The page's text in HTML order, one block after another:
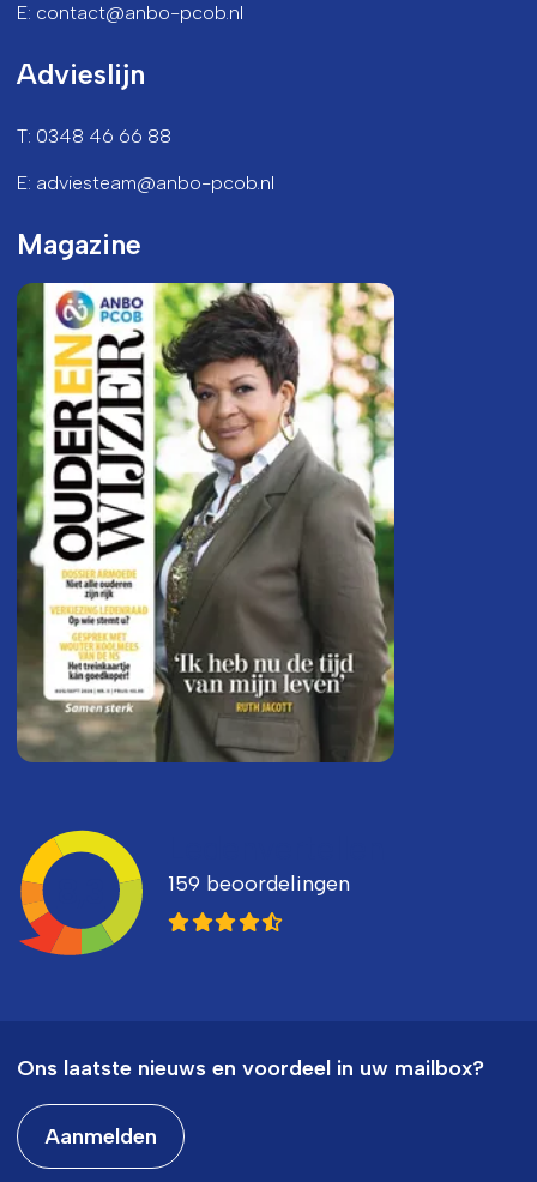
E: contact@anbo-pcob.nl
Advieslijn
T: 0348 46 66 88
E: adviesteam@anbo-pcob.nl
Magazine
159 beoordelingen
Ons laatste nieuws en voordeel in uw mailbox?
Aanmelden